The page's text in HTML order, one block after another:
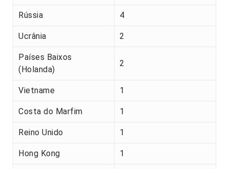
Rússia 4
Ucrânia 2
Países Baixos
(Holanda)
2
Vietname 1
Costa do Marfim 1
Reino Unido 1
Hong Kong 1